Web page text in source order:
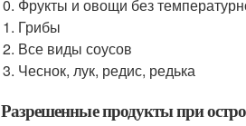
Фрукты и овощи без
Грибы
Все виды соусов
Чеснок, лук, редис, редька
Разрешенные продукты при